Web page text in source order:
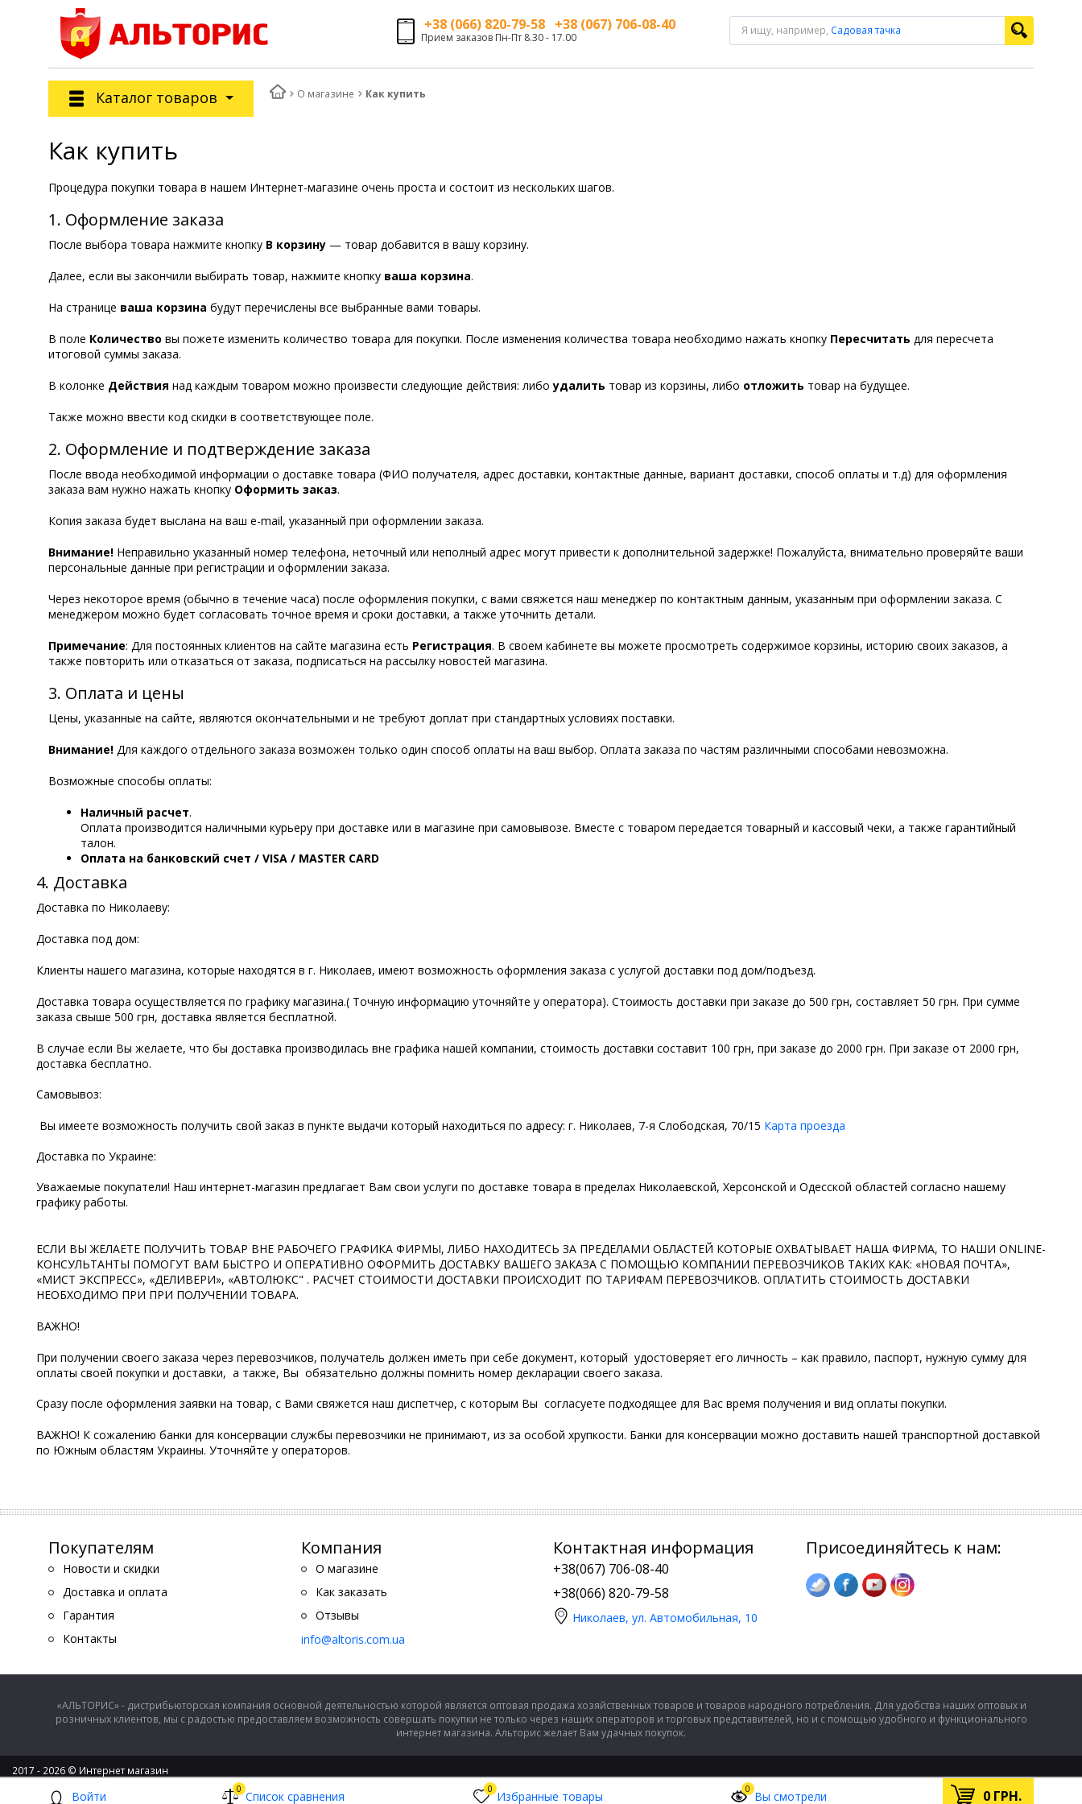
Войти 0 Список сравнения 0 Избранные товары 0 Вы смотрели 0 ГРН.
+38 (066) 820-79-58 +38 (067) 706-08-40
Прием заказов Пн-Пт 8.30 - 17.00
Я ищу, например, Садовая тачка
Каталог товаров О магазине Как купить
Как купить
Процедура покупки товара в нашем Интернет-магазине очень проста и состоит из нескольких шагов.
1. Оформление заказа
После выбора товара нажмите кнопку В корзину — товар добавится в вашу корзину.
Далее, если вы закончили выбирать товар, нажмите кнопку ваша корзина.
На странице ваша корзина будут перечислены все выбранные вами товары.
В поле Количество вы пожете изменить количество товара для покупки. После изменения количества товара необходимо нажать кнопку Пересчитать для пересчета
итоговой суммы заказа.
В колонке Действия над каждым товаром можно произвести следующие действия: либоудалить товар из корзины, либо отложить товар на будущее.
Также можно ввести код скидки в соответствующее поле.
2. Оформление и подтверждение заказа
После ввода необходимой информации о доставке товара (ФИО получателя, адрес доставки, контактные данные, вариант доставки, способ оплаты и т.д) для оформления
заказа вам нужно нажать кнопку Оформить заказ.
Копия заказа будет выслана на ваш e-mail, указанный при оформлении заказа.
Внимание! Неправильно указанный номер телефона, неточный или неполный адрес могут привести к дополнительной задержке! Пожалуйста, внимательно проверяйте ваши
персональные данные при регистрации и оформлении заказа.
Через некоторое время (обычно в течение часа) после оформления покупки, с вами свяжется наш менеджер по контактным данным, указанным при оформлении заказа. С
менеджером можно будет согласовать точное время и сроки доставки, а также уточнить детали.
Примечание: Для постоянных клиентов на сайте магазина есть Регистрация. В своем кабинете вы можете просмотреть содержимое корзины, историю своих заказов, а
также повторить или отказаться от заказа, подписаться на рассылку новостей магазина.
3. Оплата и цены
Цены, указанные на сайте, являются окончательными и не требуют доплат при стандартных условиях поставки.
Внимание! Для каждого отдельного заказа возможен только один способ оплаты на ваш выбор. Оплата заказа по частям различными способами невозможна.
Возможные способы оплаты:
Наличный расчет.
Оплата производится наличными курьеру при доставке или в магазине при самовывозе. Вместе с товаром передается товарный и кассовый чеки, а также гарантийный
талон.
Оплата на банковский счет / VISA / MASTER CARD
4. Доставка
Доставка по Николаеву:
Доставка под дом:
Клиенты нашего магазина, которые находятся в г. Николаев, имеют возможность оформления заказа с услугой доставки под дом/подъезд.
Доставка товара осуществляется по графику магазина.( Точную информацию уточняйте у оператора). Стоимость доставки при заказе до 500 грн, составляет 50 грн. При сумме
заказа свыше 500 грн, доставка является бесплатной.
В случае если Вы желаете, что бы доставка производилась вне графика нашей компании, стоимость доставки составит 100 грн, при заказе до 2000 грн. При заказе от 2000 грн,
доставка бесплатно.
Самовывоз:
Вы имеете возможность получить свой заказ в пункте выдачи который находиться по адресу: г. Николаев, 7-я Слободская, 70/15 Карта проезда
Доставка по Украине:
Уважаемые покупатели! Наш интернет-магазин предлагает Вам свои услуги по доставке товара в пределах Николаевской, Херсонской и Одесской областей согласно нашему
графику работы.
ЕСЛИ ВЫ ЖЕЛАЕТЕ ПОЛУЧИТЬ ТОВАР ВНЕ РАБОЧЕГО ГРАФИКА ФИРМЫ, ЛИБО НАХОДИТЕСЬ ЗА ПРЕДЕЛАМИ ОБЛАСТЕЙ КОТОРЫЕ ОХВАТЫВАЕТ НАША ФИРМА, ТО НАШИ ONLINE-
КОНСУЛЬТАНТЫ ПОМОГУТ ВАМ БЫСТРО И ОПЕРАТИВНО ОФОРМИТЬ ДОСТАВКУ ВАШЕГО ЗАКАЗА С ПОМОЩЬЮ КОМПАНИИ ПЕРЕВОЗЧИКОВ ТАКИХ КАК: «НОВАЯ ПОЧТА»,
«МИСТ ЭКСПРЕСС», «ДЕЛИВЕРИ», «АВТОЛЮКС" . РАСЧЕТ СТОИМОСТИ ДОСТАВКИ ПРОИСХОДИТ ПО ТАРИФАМ ПЕРЕВОЗЧИКОВ. ОПЛАТИТЬ СТОИМОСТЬ ДОСТАВКИ
НЕОБХОДИМО ПРИ ПРИ ПОЛУЧЕНИИ ТОВАРА.
ВАЖНО!
При получении своего заказа через перевозчиков, получатель должен иметь при себе документ, который удостоверяет его личность – как правило, паспорт, нужную сумму для
оплаты своей покупки и доставки, а также, Вы обязательно должны помнить номер декларации своего заказа.
Сразу после оформления заявки на товар, с Вами свяжется наш диспетчер, с которым Вы согласуете подходящее для Вас время получения и вид оплаты покупки.
ВАЖНО! К сожалению банки для консервации службы перевозчики не принимают, из за особой хрупкости. Банки для консервации можно доставить нашей транспортной доставкой
по Южным областям Украины. Уточняйте у операторов.
Покупателям
Новости и скидки
Доставка и оплата
Гарантия
Контакты
Компания
О магазине
Как заказать
Отзывы
info@altoris.com.ua
Контактная информация
+38(067) 706-08-40
+38(066) 820-79-58
Николаев, ул. Автомобильная, 10
Присоединяйтесь к нам:
«АЛЬТОРИС» - дистрибьюторская компания основной деятельностью которой является оптовая продажа хозяйственных товаров и товаров народного потребления. Для удобства наших оптовых и
розничных клиентов, мы с радостью предоставляем возможность совершать покупки не только через наших операторов и торговых представителей, но и с помощью удобного и функционального
интернет магазина. Альторис желает Вам удачных покупок.
2017 - 2026 © Интернет магазин
ООО "Альторис" - хозяйственные товары и бытовая техника